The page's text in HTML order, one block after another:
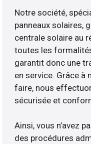
Notre société,
panneaux solaires,
centrale solaire au
toutes les
garantit donc une
en service. Grâce à
faire, nous
sécurisée et
Ainsi, vous n’avez
des procédures